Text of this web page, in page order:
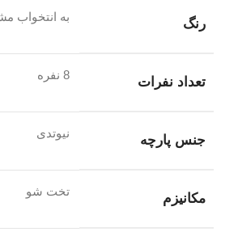
رنگ به انتخواب
تعداد نفرات 8 نفره
جنس پارچه نیوتدی
مکانیزم تخت شو